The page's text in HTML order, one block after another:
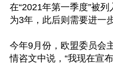
在“2021年第一季度”被
为3年，此后则需要进一
今年9月份，欧盟委员会
情咨文中说，“我现在宣